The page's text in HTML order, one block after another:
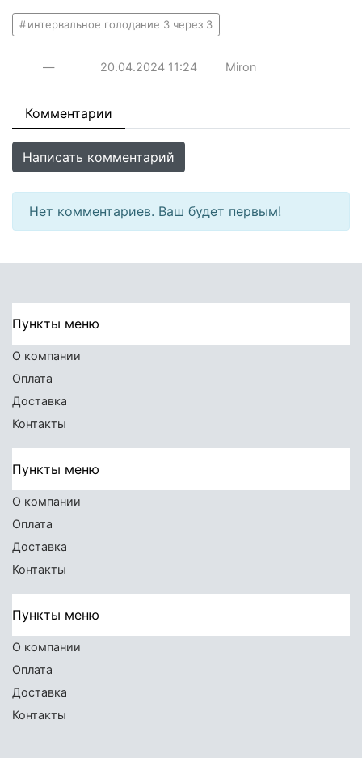
интервальное голодание 3 через 3
— 20.04.2024 11:24 Miron
Комментарии
Написать комментарий
Нет комментариев. Ваш будет первым!
Пункты меню
О компании
Оплата
Доставка
Контакты
Пункты меню
О компании
Оплата
Доставка
Контакты
Пункты меню
О компании
Оплата
Доставка
Контакты